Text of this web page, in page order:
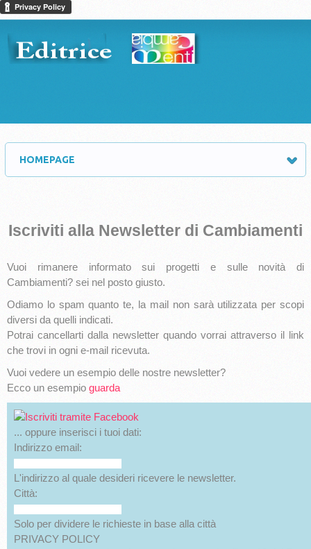
HOMEPAGE
Iscriviti alla Newsletter di Cambiamenti
Vuoi rimanere informato sui progetti e sulle novità di
Cambiamenti? sei nel posto giusto.
Odiamo lo spam quanto te, la mail non sarà utilizzata per scopi
diversi da quelli indicati.
Potrai cancellarti dalla newsletter quando vorrai attraverso il link
che trovi in ogni e-mail ricevuta.
Vuoi vedere un esempio delle nostre newsletter?
Ecco un esempio guarda
... oppure inserisci i tuoi dati:
Indirizzo email:
L'indirizzo al quale desideri ricevere le newsletter.
Città:
Solo per dividere le richieste in base alla città
PRIVACY POLICY